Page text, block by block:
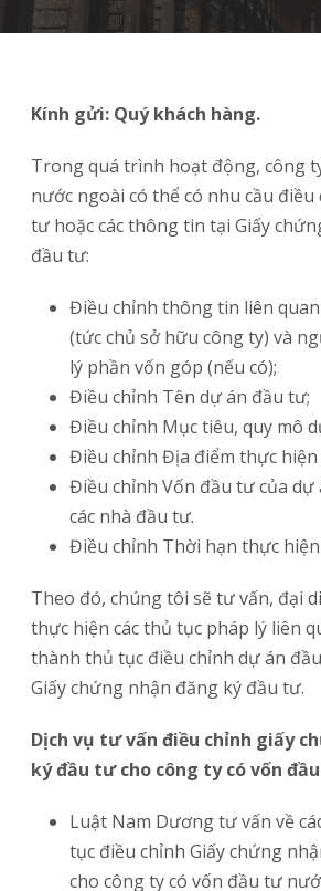
Kính gửi: Quý khách hàng.
Trong quá trình hoạt động, công
nước ngoài có thể có nhu cầu
tư hoặc các thông tin tại Giấy
đầu tư:
Điều chỉnh thông tin liên
(tức chủ sở hữu công ty) và
lý phần vốn góp (nếu có);
Điều chỉnh Tên dự án đầu tư;
Điều chỉnh Mục tiêu, quy mô
Điều chỉnh Địa điểm thực hiện
Điều chỉnh Vốn đầu tư của dự
các nhà đầu tư.
Điều chỉnh Thời hạn thực
Theo đó, chúng tôi sẽ tư vấn, đại
thực hiện các thủ tục pháp lý liên
thành thủ tục điều chỉnh dự án
Giấy chứng nhận đăng ký đầu tư.
Dịch vụ tư vấn điều chỉnh giấy
ký đầu tư cho công ty có vốn
Luật Nam Dương tư vấn về
tục điều chỉnh Giấy chứng
cho công ty có vốn đầu tư